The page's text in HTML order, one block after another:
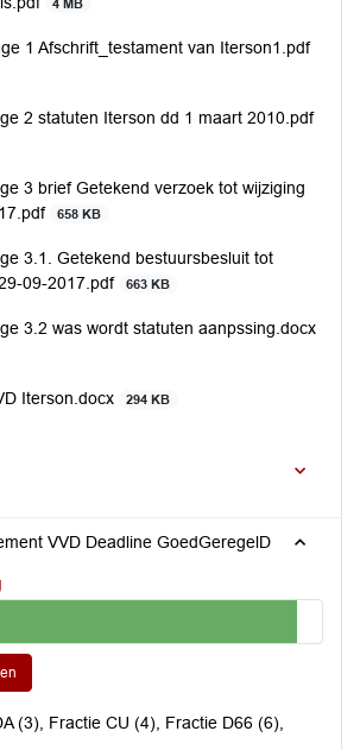
4 MB
1 Afschrift_testament van Iterson1.pdf
2 statuten Iterson dd 1 maart 2010.pdf
3 brief Getekend verzoek tot wijziging
658 KB
3.1. Getekend bestuursbesluit tot
09-2017.pdf
663 KB
3.2 was wordt statuten aanpssing.docx
Iterson.docx 294 KB
VVD Deadline GoedGeregelD
(3), Fractie CU (4), Fractie D66 (6),